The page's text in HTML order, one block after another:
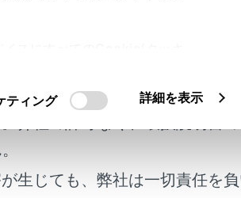
ティング 詳細を表示
このページは役に立ちましたか
ます。
生じても、弊社は一切責任を負